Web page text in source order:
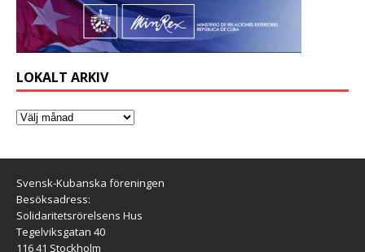
LOKALT ARKIV
Svensk-Kubanska föreningen
Besöksadress:
Solidaritetsrörelsens Hus
Tegelviksgatan 40
116 41 Stockholm